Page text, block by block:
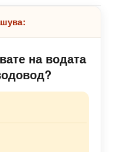
на водата